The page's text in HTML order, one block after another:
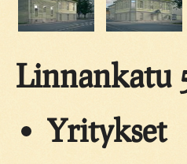
Linnankatu
Yritykset